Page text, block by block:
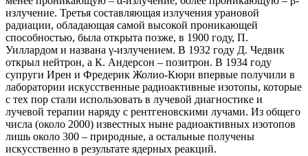
излучение. Третья составляющая излучения урановой
радиации, обладающая самой высокой проникающей
способностью, была открыта позже, в 1900 году, П.
Уиллардом и названа γ-излучением. В 1932 году Д. Чедвик
открыл нейтрон, а К. Андерсон – позитрон. В 1934 году
супруги Ирен и Фредерик Жолио-Кюри впервые получили в
лаборатории искусственные радиоактивные изотопы, которые
с тех пор стали использовать в лучевой диагностике и
лучевой терапии наряду с рентгеновскими лучами. Из общего
числа (около 2000) известных ныне радиоактивных изотопов
лишь около 300 – природные, а остальные получены
искусственно в результате ядерных реакций.